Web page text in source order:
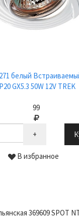
271 белый
GX5.3 50W 12V TREK
99
+
В избранное
369609 SPOT